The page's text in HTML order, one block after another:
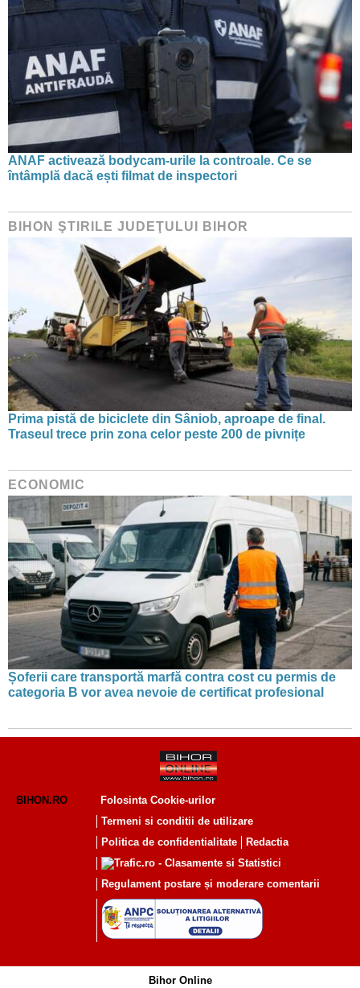
ANAF activează bodycam-urile la controale. Ce se
întâmplă dacă ești filmat de inspectori
BIHON ŞTIRILE JUDEŢULUI BIHOR
Prima pistă de biciclete din Sâniob, aproape de final.
Traseul trece prin zona celor peste 200 de pivnițe
ECONOMIC
Șoferii care transportă marfă contra cost cu permis de
categoria B vor avea nevoie de certificat profesional
BIHON.RO
Folosinta Cookie-urilor
Termeni si conditii de utilizare
Politica de confidentialitate
Redactia
Regulament postare și moderare comentarii
Bihor Online